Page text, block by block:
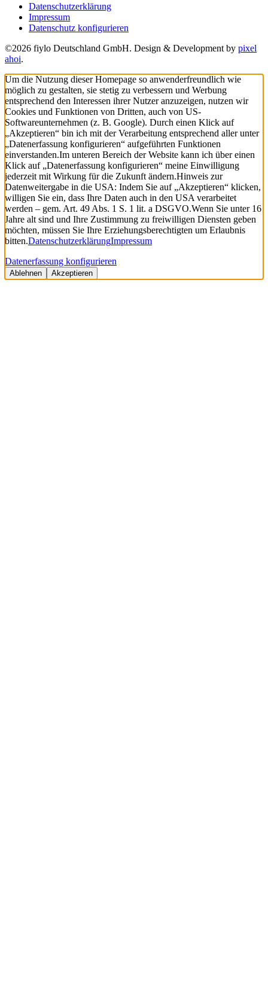
Datenschutzerklärung
Impressum
Datenschutz konfigurieren
©2026 fiylo Deutschland GmbH. Design & Development by pixel
ahoi.
Um die Nutzung dieser Homepage so anwenderfreundlich wie
möglich zu gestalten, sie stetig zu verbessern und Werbung
entsprechend den Interessen ihrer Nutzer anzuzeigen, nutzen wir
Cookies und Funktionen von Dritten, auch von US-
Softwareunternehmen (z. B. Google). Durch einen Klick auf
„Akzeptieren“ bin ich mit der Verarbeitung entsprechend aller unter
„Datenerfassung konfigurieren“ aufgeführten Funktionen
einverstanden.Im unteren Bereich der Website kann ich über einen
Klick auf „Datenerfassung konfigurieren“ meine Einwilligung
jederzeit mit Wirkung für die Zukunft ändern.Hinweis zur
Datenweitergabe in die USA: Indem Sie auf „Akzeptieren“ klicken,
willigen Sie ein, dass Ihre Daten auch in den USA verarbeitet
werden – gem. Art. 49 Abs. 1 S. 1 lit. a DSGVO.Wenn Sie unter 16
Jahre alt sind und Ihre Zustimmung zu freiwilligen Diensten geben
möchten, müssen Sie Ihre Erziehungsberechtigten um Erlaubnis
bitten.DatenschutzerklärungImpressum
Datenerfassung konfigurieren
Ablehnen Akzeptieren